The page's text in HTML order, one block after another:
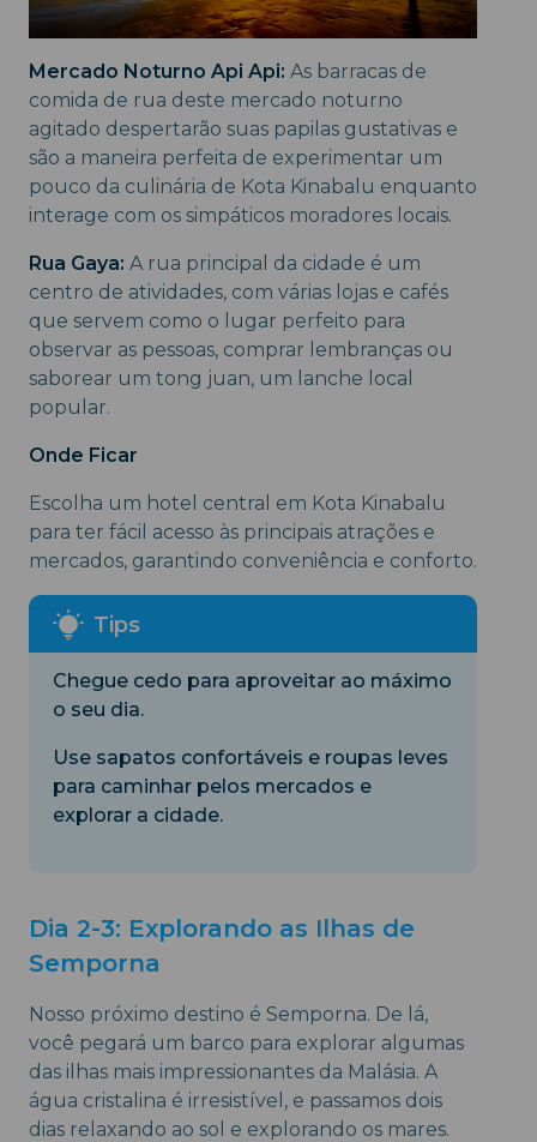
Mercado Noturno Api Api: As barracas de
comida de rua deste mercado noturno
agitado despertarão suas papilas gustativas e
são a maneira perfeita de experimentar um
pouco da culinária de Kota Kinabalu enquanto
interage com os simpáticos moradores locais.
Rua Gaya: A rua principal da cidade é um
centro de atividades, com várias lojas e cafés
que servem como o lugar perfeito para
observar as pessoas, comprar lembranças ou
saborear um tong juan, um lanche local
popular.
Onde Ficar
Escolha um hotel central em Kota Kinabalu
para ter fácil acesso às principais atrações e
mercados, garantindo conveniência e conforto.
Chegue cedo para aproveitar ao máximo
o seu dia.
Use sapatos confortáveis e roupas leves
para caminhar pelos mercados e
explorar a cidade.
Dia 2-3: Explorando as Ilhas de
Semporna
Nosso próximo destino é Semporna. De lá,
você pegará um barco para explorar algumas
das ilhas mais impressionantes da Malásia. A
água cristalina é irresistível, e passamos dois
dias relaxando ao sol e explorando os mares.